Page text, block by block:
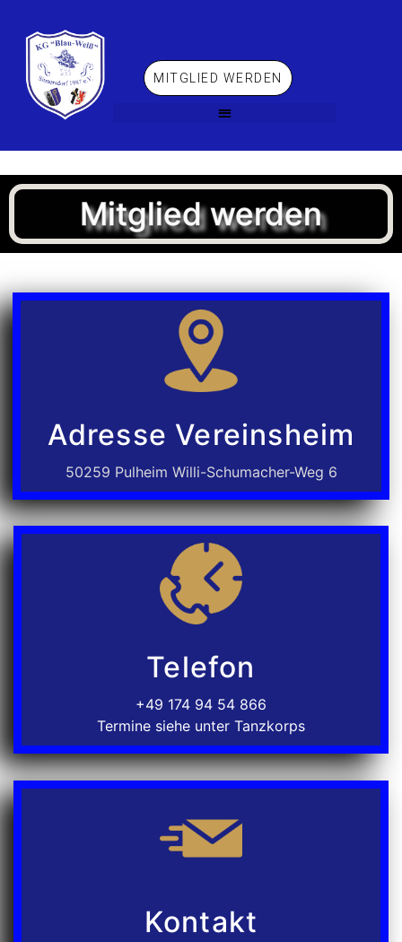
MITGLIED WERDEN
Mitglied werden
Mitglied werden
Adresse Vereinsheim
50259 Pulheim Willi-Schumacher-Weg 6
Telefon
+49 174 94 54 866
Termine siehe unter Tanzkorps
Kontakt